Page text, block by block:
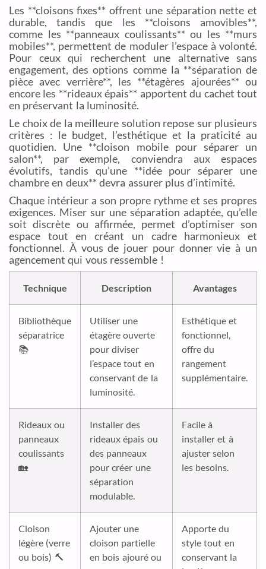
Les **cloisons fixes** offrent une séparation nette et
durable, tandis que les **cloisons amovibles**,
comme les **panneaux coulissants** ou les **murs
mobiles**, permettent de moduler l’espace à volonté.
Pour ceux qui recherchent une alternative sans
engagement, des options comme la **séparation de
pièce avec verrière**, les **étagères ajourées** ou
encore les **rideaux épais** apportent du cachet tout
en préservant la luminosité.
Le choix de la meilleure solution repose sur plusieurs
critères : le budget, l’esthétique et la praticité au
quotidien. Une **cloison mobile pour séparer un
salon**, par exemple, conviendra aux espaces
évolutifs, tandis qu’une **idée pour séparer une
chambre en deux** devra assurer plus d’intimité.
Chaque intérieur a son propre rythme et ses propres
exigences. Miser sur une séparation adaptée, qu’elle
soit discrète ou affirmée, permet d’optimiser son
espace tout en créant un cadre harmonieux et
fonctionnel. À vous de jouer pour donner vie à un
agencement qui vous ressemble !
Technique Description Avantages
Bibliothèque
séparatrice
📚
Utiliser une
étagère ouverte
pour diviser
l’espace tout en
conservant de la
luminosité.
Esthétique et
fonctionnel,
offre du
rangement
supplémentaire.
Rideaux ou
panneaux
coulissants
🏡
Installer des
rideaux épais ou
des panneaux
pour créer une
séparation
modulable.
Facile à
installer et à
ajuster selon
les besoins.
Cloison
légère (verre
ou bois) 🔨
Ajouter une
cloison partielle
en bois ajouré ou
Apporte du
style tout en
conservant la